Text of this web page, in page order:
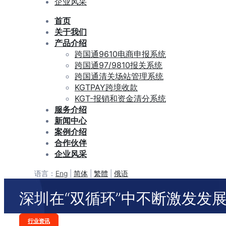
首页
关于我们
产品介绍
跨国通9610电商申报系统
跨国通97/9810报关系统
跨国通清关场站管理系统
KGTPAY跨境收款
KGT-报销和资金清分系统
服务介绍
新闻中心
案例介绍
合作伙伴
企业风采
语言： Eng 简体 繁體 俄语
深圳在“双循环”中不断激发发
Categories
行业资讯